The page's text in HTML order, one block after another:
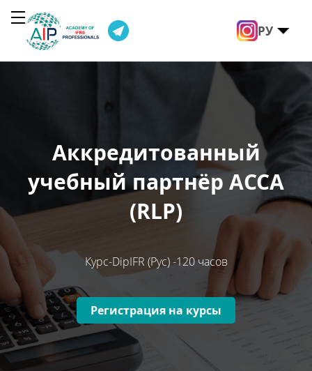
РУ
Аккредитованный
учебный партнёр АССА
(RLP)
Курс-DipIFR (Рус) -120 часов
Регистрация на курсы